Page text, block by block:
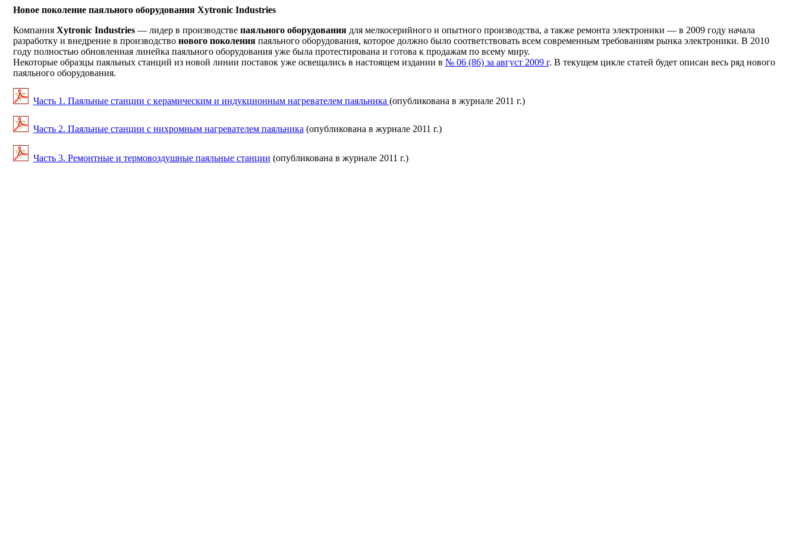
Новое поколение паяльного оборудования Xytronic Industries
Компания Xytronic Industries — лидер в производстве паяльного оборудованиядля мелкосерийного и опытного производства, а также ремонта электроники — в 2009 году начала
разработку и внедрение в производство нового поколения паяльного оборудования, которое должно было соответствовать всем современным требованиям рынка электроники. В 2010
году полностью обновленная линейка паяльного оборудования уже была протестирована и готова к продажам по всему миру.
Некоторые образцы паяльных станций из новой линии поставок уже освещались в настоящем издании в № 06 (86) за август 2009 г. В текущем цикле статей будет описан весь ряд нового
паяльного оборудования.
Часть 1. Паяльные станции с керамическим и индукционным нагревателем паяльника (опубликована в журнале 2011 г.)
Часть 2. Паяльные станции с нихромным нагревателем паяльника (опубликована в журнале 2011 г.)
Часть 3. Ремонтные и термовоздушные паяльные станции (опубликована в журнале 2011 г.)